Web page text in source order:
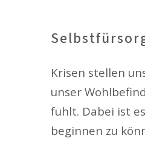
Krisen stellen
unser
fühlt. Dabei ist
beginnen zu